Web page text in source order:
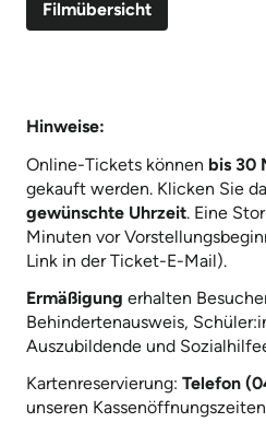
Filmübersicht
Hinweise:
Online-Tickets können bis 30
gekauft werden. Klicken Sie
gewünschte Uhrzeit. Eine
Minuten vor
Link in der Ticket-E-Mail).
Ermäßigung erhalten
Behindertenausweis,
Auszubildende und
Kartenreservierung: Telefon
unseren